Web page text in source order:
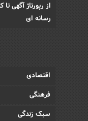
از رپورتاژ آگهی تا
رسانه ای
اقتصادی
فرهنگی
سبک زندگی